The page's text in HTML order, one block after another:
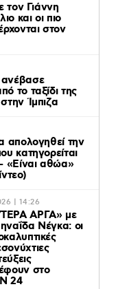
Γιάννη
και οι πιο
στον
το ταξίδι της
Ίμπιζα
απολογηθεί την
κατηγορείται
«Είναι αθώα»
| 14:26
ΑΡΓΑ» με
Νέγκα: οι
στο
24